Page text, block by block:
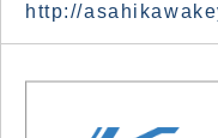
http://